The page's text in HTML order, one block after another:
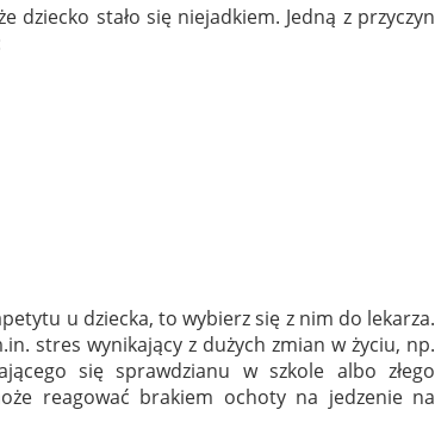
dziecko stało się niejadkiem. Jedną z przyczyn
u dziecka, to wybierz się z nim do lekarza.
stres wynikający z dużych zmian w życiu, np.
się sprawdzianu w szkole albo złego
reagować brakiem ochoty na jedzenie na